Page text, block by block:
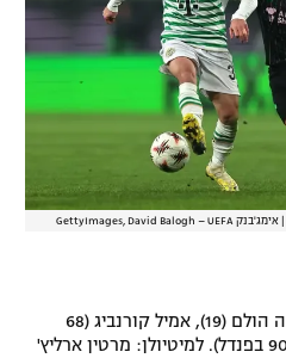
אימג'בנק GettyImages, David Balogh – UEFA
לבראן: נואה הולם (19), אמיל קורנביג (68
בפנדל), יואקים סולטבדט (90+10 בפנדל). למיטיולן: מרטין ארליץ'